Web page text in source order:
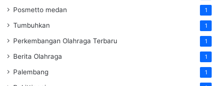
Posmetto medan 1
Tumbuhkan 1
Perkembangan Olahraga Terbaru 1
Berita Olahraga 1
Palembang 1